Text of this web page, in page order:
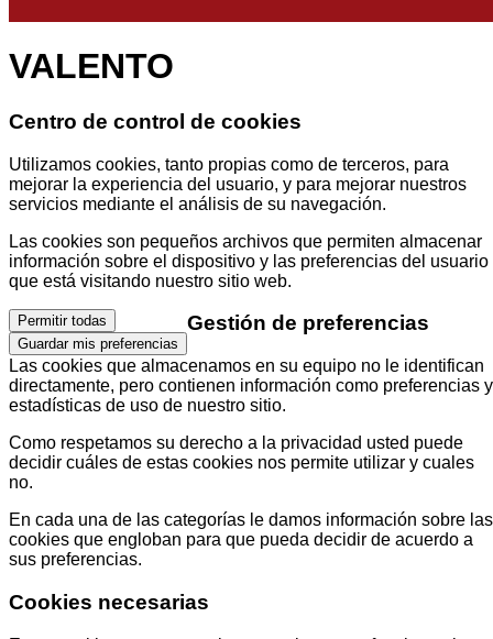
VALENTO
Centro de control de cookies
Utilizamos cookies, tanto propias como de terceros, para
mejorar la experiencia del usuario, y para mejorar nuestros
servicios mediante el análisis de su navegación.
Las cookies son pequeños archivos que permiten almacenar
información sobre el dispositivo y las preferencias del usuario
que está visitando nuestro sitio web.
Permitir todas
Guardar mis preferencias
Gestión de preferencias
Las cookies que almacenamos en su equipo no le identifican
directamente, pero contienen información como preferencias y
estadísticas de uso de nuestro sitio.
Como respetamos su derecho a la privacidad usted puede
decidir cuáles de estas cookies nos permite utilizar y cuales
no.
En cada una de las categorías le damos información sobre las
cookies que engloban para que pueda decidir de acuerdo a
sus preferencias.
Cookies necesarias